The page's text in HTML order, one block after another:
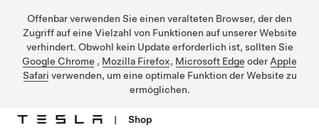
Offenbar verwenden Sie einen veralteten Browser, der den
Zugriff auf eine Vielzahl von Funktionen auf unserer Website
verhindert. Obwohl kein Update erforderlich ist, sollten Sie
Google Chrome , Mozilla Firefox, Microsoft Edge oder Apple
Safari verwenden, um eine optimale Funktion der Website zu
ermöglichen.
| Shop